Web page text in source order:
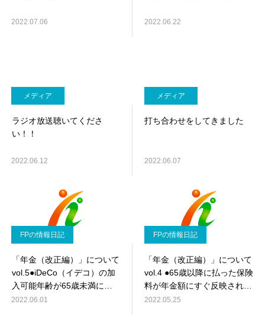
2022.07.06 2022.06.22
メディア
ラジオ放送聴いてくださ
い！！
2022.06.12
メディア
打ち合わせをしてきました
2022.06.07
FPの情報日記
「年金（改正編）」について
vol.5●iDeCo（イデコ）の加
入可能年齢が65歳未満に拡
大●
2022.06.01
FPの情報日記
「年金（改正編）」について
vol.4 ●65歳以降に払った保険
料が年金額にすぐ反映される
ようになります●
2022.05.25